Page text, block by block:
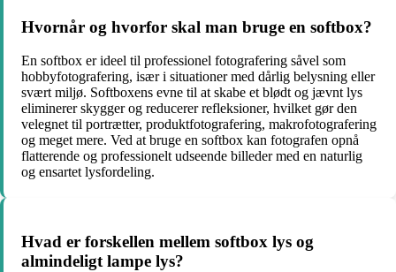
Hvornår og hvorfor skal man bruge en softbox?
En softbox er ideel til professionel fotografering såvel som
hobbyfotografering, især i situationer med dårlig belysning eller
svært miljø. Softboxens evne til at skabe et blødt og jævnt lys
eliminerer skygger og reducerer refleksioner, hvilket gør den
velegnet til portrætter, produktfotografering, makrofotografering
og meget mere. Ved at bruge en softbox kan fotografen opnå
flatterende og professionelt udseende billeder med en naturlig
og ensartet lysfordeling.
Hvad er forskellen mellem softbox lys og
almindeligt lampe lys?